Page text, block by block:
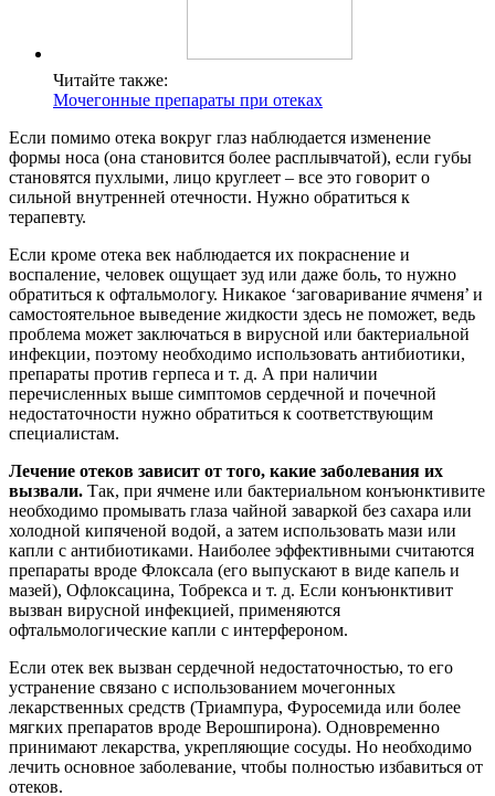
Читайте также:
Мочегонные препараты при отеках
Если помимо отека вокруг глаз наблюдается изменение
формы носа (она становится более расплывчатой), если губы
становятся пухлыми, лицо круглеет – все это говорит о
сильной внутренней отечности. Нужно обратиться к
терапевту.
Если кроме отека век наблюдается их покраснение и
воспаление, человек ощущает зуд или даже боль, то нужно
обратиться к офтальмологу. Никакое ‘заговаривание ячменя’ и
самостоятельное выведение жидкости здесь не поможет, ведь
проблема может заключаться в вирусной или бактериальной
инфекции, поэтому необходимо использовать антибиотики,
препараты против герпеса и т. д. А при наличии
перечисленных выше симптомов сердечной и почечной
недостаточности нужно обратиться к соответствующим
специалистам.
Лечение отеков зависит от того, какие заболевания их
вызвали. Так, при ячмене или бактериальном конъюнктивите
необходимо промывать глаза чайной заваркой без сахара или
холодной кипяченой водой, а затем использовать мази или
капли с антибиотиками. Наиболее эффективными считаются
препараты вроде Флоксала (его выпускают в виде капель и
мазей), Офлоксацина, Тобрекса и т. д. Если конъюнктивит
вызван вирусной инфекцией, применяются
офтальмологические капли с интерфероном.
Если отек век вызван сердечной недостаточностью, то его
устранение связано с использованием мочегонных
лекарственных средств (Триампура, Фуросемида или более
мягких препаратов вроде Верошпирона). Одновременно
принимают лекарства, укрепляющие сосуды. Но необходимо
лечить основное заболевание, чтобы полностью избавиться от
отеков.